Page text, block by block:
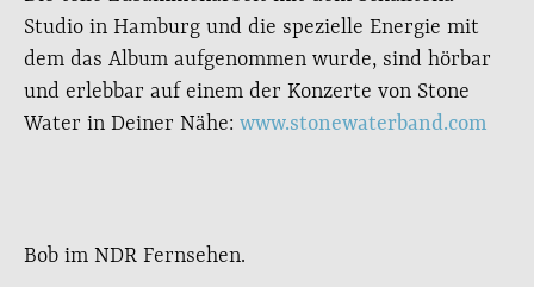
Studio in Hamburg und die spezielle Energie mit
dem das Album aufgenommen wurde, sind hörbar
und erlebbar auf einem der Konzerte von Stone
Water in Deiner Nähe: www.stonewaterband.com
Bob im NDR Fernsehen.